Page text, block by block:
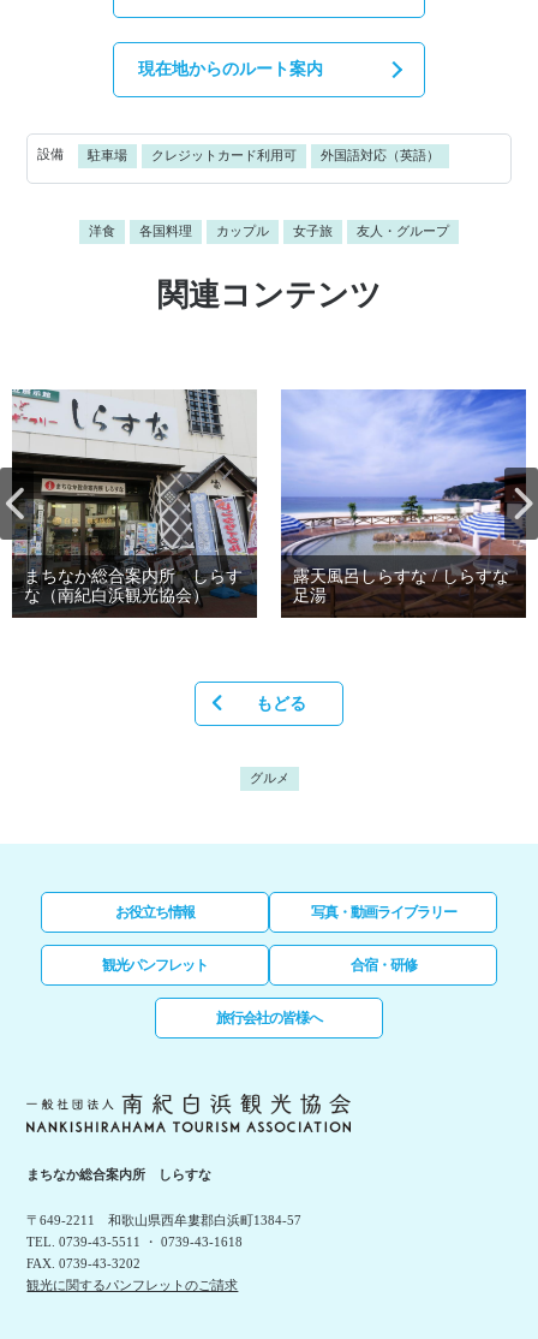
現在地からのルート案内
設備 駐車場 クレジットカード利用可 外国語対応（英語）
洋食 各国料理 カップル 女子旅 友人・グループ
関連コンテンツ
まちなか総合案内所 しらす
な（南紀白浜観光協会）
露天風呂しらすな / しらすな
足湯
もどる
グルメ
お役立ち情報 写真・動画ライブラリー
観光パンフレット 合宿・研修
旅行会社の皆様へ
まちなか総合案内所 しらすな
〒649-2211 和歌山県西牟婁郡白浜町1384-57
TEL. 0739-43-5511 ・ 0739-43-1618
FAX. 0739-43-3202
観光に関するパンフレットのご請求